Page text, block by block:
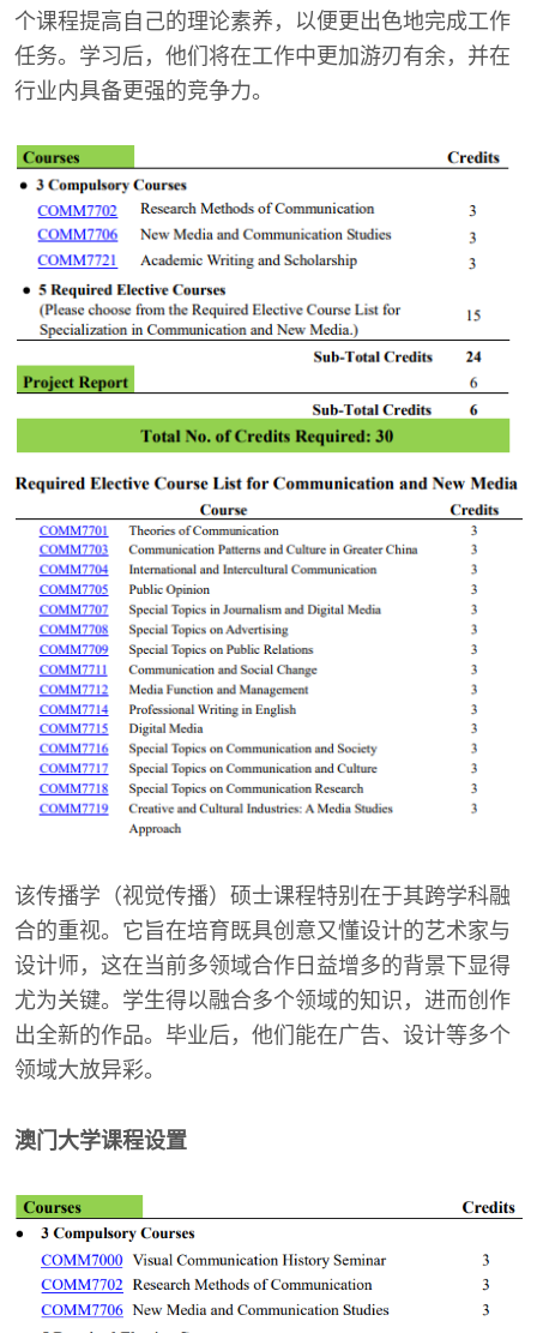
个课程提高自己的理论素养，以便更出色地完成工作
任务。学习后，他们将在工作中更加游刃有余，并在
行业内具备更强的竞争力。
该传播学（视觉传播）硕士课程特别在于其跨学科融
合的重视。它旨在培育既具创意又懂设计的艺术家与
设计师，这在当前多领域合作日益增多的背景下显得
尤为关键。学生得以融合多个领域的知识，进而创作
出全新的作品。毕业后，他们能在广告、设计等多个
领域大放异彩。
澳门大学课程设置